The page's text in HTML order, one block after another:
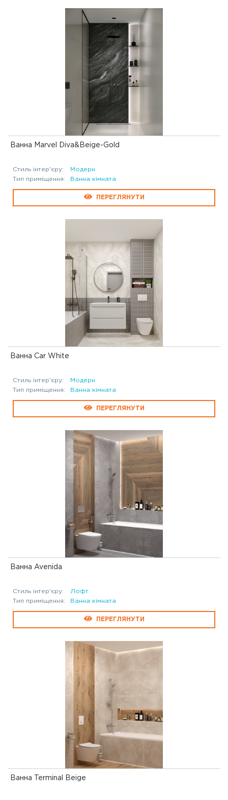
Ванна Marvel Diva&Beige-Gold
Стиль інтер'єру:
Модерн
Тип приміщення:
Ванна кімната
ПЕРЕГЛЯНУТИ
Ванна Car White
Стиль інтер'єру:
Модерн
Тип приміщення:
Ванна кімната
ПЕРЕГЛЯНУТИ
Ванна Avenida
Стиль інтер'єру:
Лофт
Тип приміщення:
Ванна кімната
ПЕРЕГЛЯНУТИ
Ванна Terminal Beige